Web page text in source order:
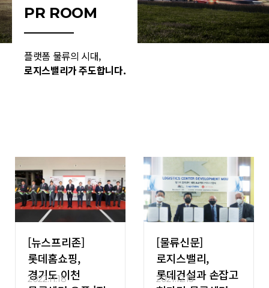
PR ROOM
플랫폼 물류의 시대,
로지스밸리가 주도합니다.
[뉴스프리존]
롯데홈쇼핑,
경기도 이천
2022.11.18
[물류신문]
로지스밸리,
롯데건설과 손잡고
2021.12.15